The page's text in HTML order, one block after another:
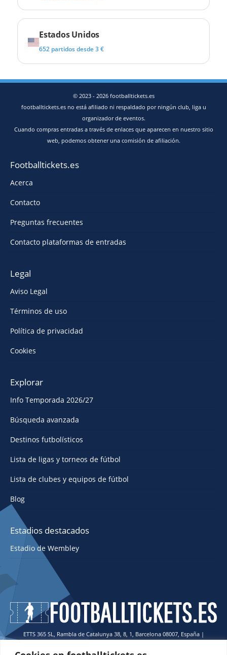
Estados Unidos
652 partidos desde 3 €
© 2023 - 2026 footballtickets.es
footballtickets.es no está afiliado ni respaldado por ningún club, liga u
organizador de eventos.
Cuando compras entradas a través de enlaces que aparecen en nuestro sitio
web, podemos obtener una comisión de afiliación.
Footballtickets.es
Acerca
Contacto
Preguntas frecuentes
Contacto plataformas de entradas
Legal
Aviso Legal
Términos de uso
Política de privacidad
Cookies
Explorar
Info Temporada 2026/27
Búsqueda avanzada
Destinos futbolísticos
Lista de ligas y torneos de fútbol
Lista de clubes y equipos de fútbol
Blog
Estadios destacados
Estadio de Wembley
ETTS 365 SL, Rambla de Catalunya 38, 8, 1, Barcelona 08007, España |